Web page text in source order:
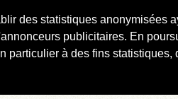
des statistiques anonymisées
publicitaires. En
particulier à des fins statistiques,